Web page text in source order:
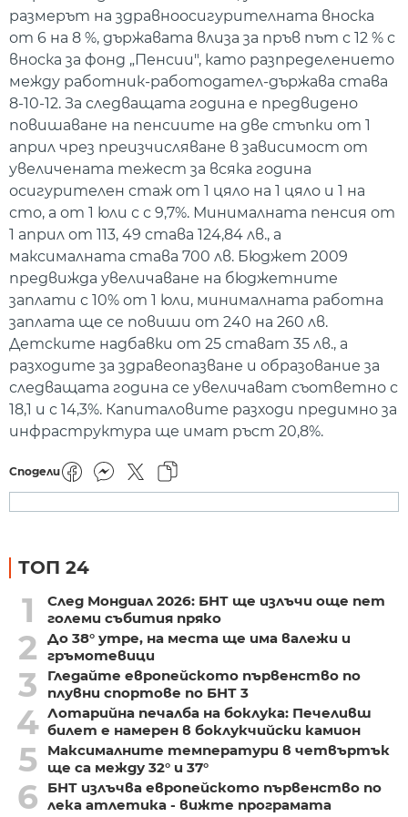
размерът на здравноосигурителната вноска
от 6 на 8 %, държавата влиза за пръв път с 12 % с
вноска за фонд „Пенсии", като разпределението
между работник-работодател-държава става
8-10-12. За следващата година е предвидено
повишаване на пенсиите на две стъпки от 1
април чрез преизчисляване в зависимост от
увеличената тежест за всяка година
осигурителен стаж от 1 цяло на 1 цяло и 1 на
сто, а от 1 юли с с 9,7%. Минималната пенсия от
1 април от 113, 49 става 124,84 лв., а
максималната става 700 лв. Бюджет 2009
предвижда увеличаване на бюджетните
заплати с 10% от 1 юли, минималната работна
заплата ще се повиши от 240 на 260 лв.
Детските надбавки от 25 стават 35 лв., а
разходите за здравеопазване и образование за
следващата година се увеличават съответно с
18,1 и с 14,3%. Капиталовите разходи предимно за
инфраструктура ще имат ръст 20,8%.
Сподели
ТОП 24
1
След Мондиал 2026: БНТ ще излъчи още пет
големи събития пряко
2
До 38° утре, на места ще има валежи и
гръмотевици
3
Гледайте европейското първенство по
плувни спортове по БНТ 3
4 Лотарийна печалба на боклука: Печеливш
билет е намерен в боклукчийски камион
5
Максималните температури в четвъртък
ще са между 32° и 37°
6
БНТ излъчва европейското първенство по
лека атлетика - вижте програмата